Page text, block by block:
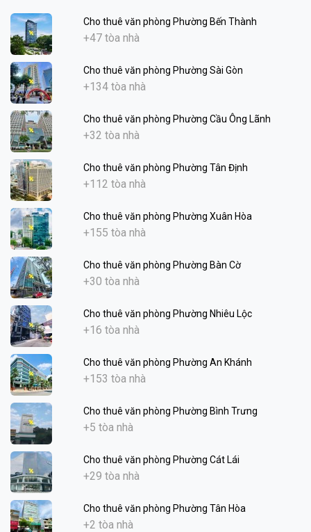
Cho thuê văn phòng Phường Bến Thành
+47 tòa nhà
Cho thuê văn phòng Phường Sài Gòn
+134 tòa nhà
Cho thuê văn phòng Phường Cầu Ông Lãnh
+32 tòa nhà
Cho thuê văn phòng Phường Tân Định
+112 tòa nhà
Cho thuê văn phòng Phường Xuân Hòa
+155 tòa nhà
Cho thuê văn phòng Phường Bàn Cờ
+30 tòa nhà
Cho thuê văn phòng Phường Nhiêu Lộc
+16 tòa nhà
Cho thuê văn phòng Phường An Khánh
+153 tòa nhà
Cho thuê văn phòng Phường Bình Trưng
+5 tòa nhà
Cho thuê văn phòng Phường Cát Lái
+29 tòa nhà
Cho thuê văn phòng Phường Tân Hòa
+2 tòa nhà